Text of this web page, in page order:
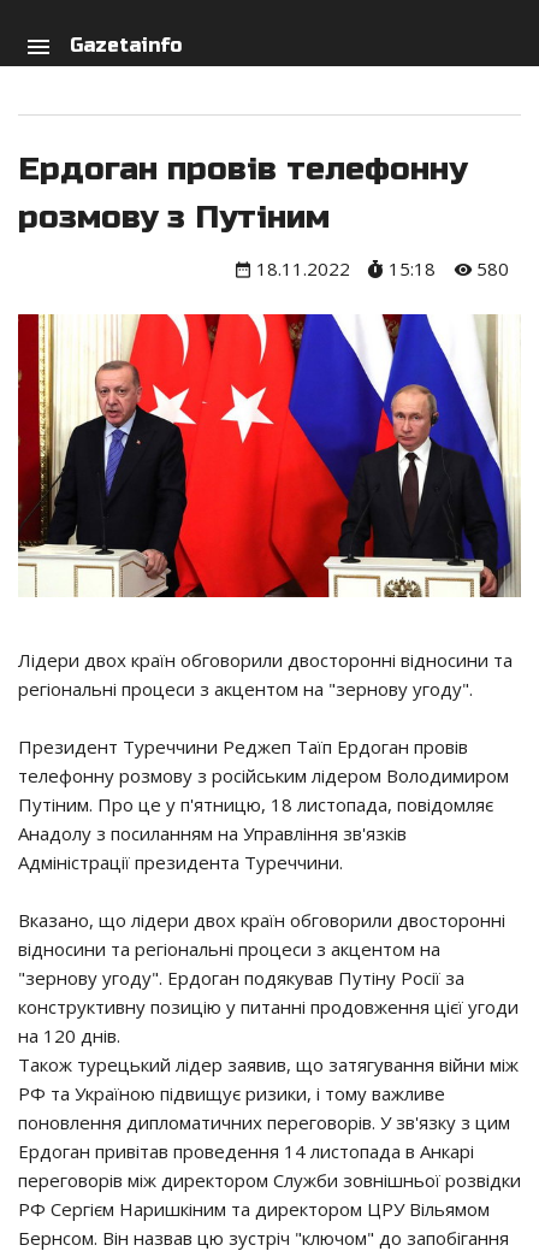
menu Gazetainfo
Ердоган провів телефонну
розмову з Путіним
18.11.2022 15:18 580
Лідери двох країн обговорили двосторонні відносини та
регіональні процеси з акцентом на "зернову угоду".
Президент Туреччини Реджеп Таїп Ердоган провів
телефонну розмову з російським лідером Володимиром
Путіним. Про це у п'ятницю, 18 листопада, повідомляє
Анадолу з посиланням на Управління зв'язків
Адміністрації президента Туреччини.
Вказано, що лідери двох країн обговорили двосторонні
відносини та регіональні процеси з акцентом на
"зернову угоду". Ердоган подякував Путіну Росії за
конструктивну позицію у питанні продовження цієї угоди
на 120 днів.
Також турецький лідер заявив, що затягування війни між
РФ та Україною підвищує ризики, і тому важливе
поновлення дипломатичних переговорів. У зв'язку з цим
Ердоган привітав проведення 14 листопада в Анкарі
переговорів між директором Служби зовнішньої розвідки
РФ Сергієм Наришкіним та директором ЦРУ Вільямом
Бернсом. Він назвав цю зустріч "ключом" до запобігання